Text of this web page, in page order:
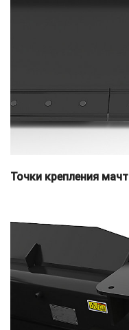
Точки крепления мачт